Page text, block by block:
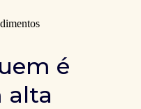
é
alta